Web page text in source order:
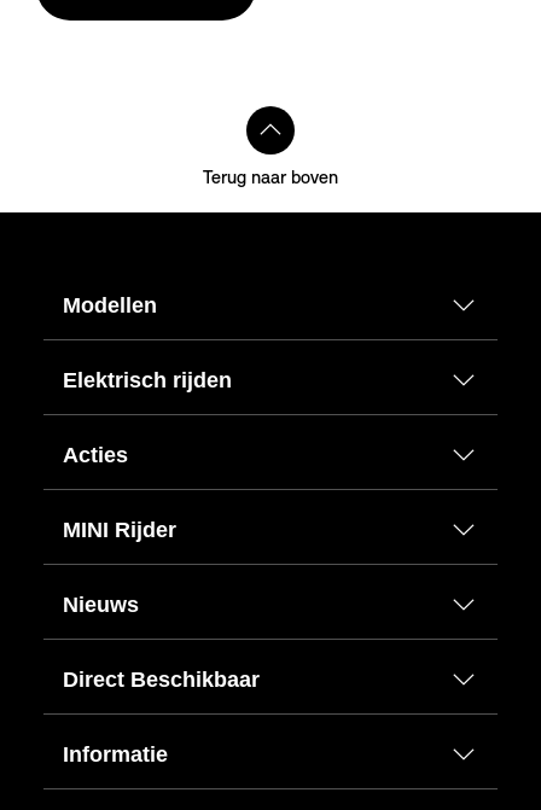
Terug naar boven
Modellen
Elektrisch rijden
Acties
MINI Rijder
Nieuws
Direct Beschikbaar
Informatie